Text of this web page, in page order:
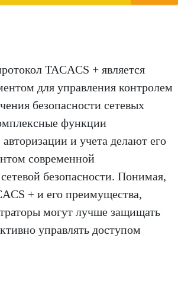
TACACS + является
для управления контролем
безопасности сетевых
функции
и учета делают его
современной
безопасности. Понимая,
+ и его преимущества,
могут лучше защищать
управлять доступом